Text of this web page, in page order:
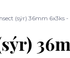
(sýr) 36mm 6x3ks -